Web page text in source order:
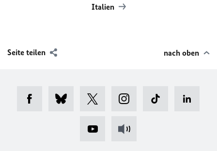
Italien
Seite teilen nach oben